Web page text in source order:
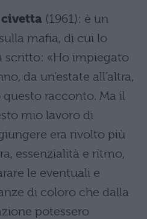
(1961): è un
mafia, di cui lo
scritto: «Ho impiegato
da un’estate all’altra,
racconto. Ma il
mio lavoro di
era rivolto più
essenzialità e ritmo,
le eventuali e
di coloro che dalla
potessero